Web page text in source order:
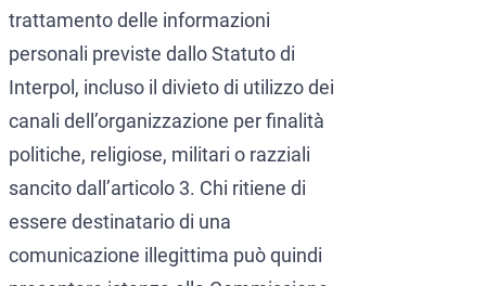
trattamento delle informazioni
personali previste dallo Statuto di
Interpol, incluso il divieto di utilizzo dei
canali dell’organizzazione per finalità
politiche, religiose, militari o razziali
sancito dall’articolo 3. Chi ritiene di
essere destinatario di una
comunicazione illegittima può quindi